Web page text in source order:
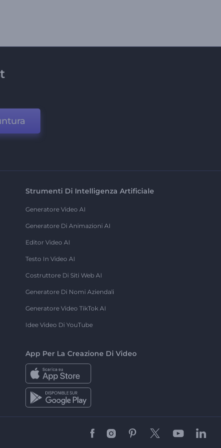
Strumenti Di Intelligenza Artificiale
Generatore Video AI
Generatore Di Animazioni AI
Editor Video AI
Testo In Video AI
Costruttore Di Siti Web AI
Generatore Di Nomi Aziendali
Generatore Video TikTok AI
Idee Video Di YouTube
App Per La Creazione Di Video